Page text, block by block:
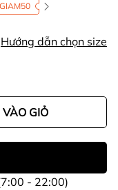
GIAM50
Hướng dẫn chọn size
GIỎ
- 22:00)